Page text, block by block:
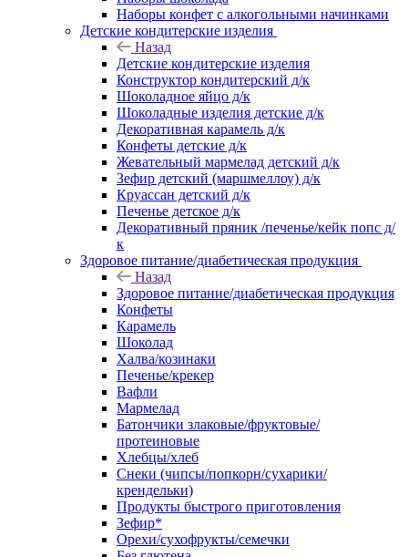
Наборы конфет с алкогольными начинками
Детские кондитерские изделия
Назад
Детские кондитерские изделия
Конструктор кондитерский д/к
Шоколадное яйцо д/к
Шоколадные изделия детские д/к
Декоративная карамель д/к
Конфеты детские д/к
Жевательный мармелад детский д/к
Зефир детский (маршмеллоу) д/к
Круассан детский д/к
Печенье детское д/к
Декоративный пряник /печенье/кейк попс д/
к
Здоровое питание/диабетическая продукция
Назад
Здоровое питание/диабетическая продукция
Конфеты
Карамель
Шоколад
Халва/козинаки
Печенье/крекер
Вафли
Мармелад
Батончики злаковые/фруктовые/
протеиновые
Хлебцы/хлеб
Снеки (чипсы/попкорн/сухарики/
крендельки)
Продукты быстрого приготовления
Зефир*
Орехи/сухофрукты/семечки